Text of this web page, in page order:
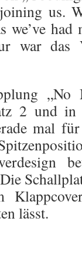
us.
we’ve
war das
2 und
mal
lässt.